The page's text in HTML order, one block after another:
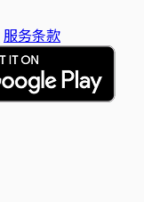
服务条款